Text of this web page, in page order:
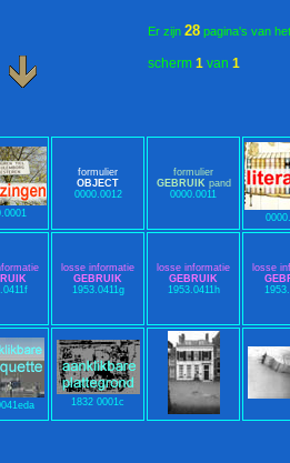
Er zijn 28 pagina's van
formulier
OBJECT
0000.0012
formulier
GEBRUIK pand
0000.0011
losse informatie
GEBRUIK
1953.0411g
losse informatie
GEBRUIK
1953.0411h
losse
1832 0001c
scherm 1 van 1